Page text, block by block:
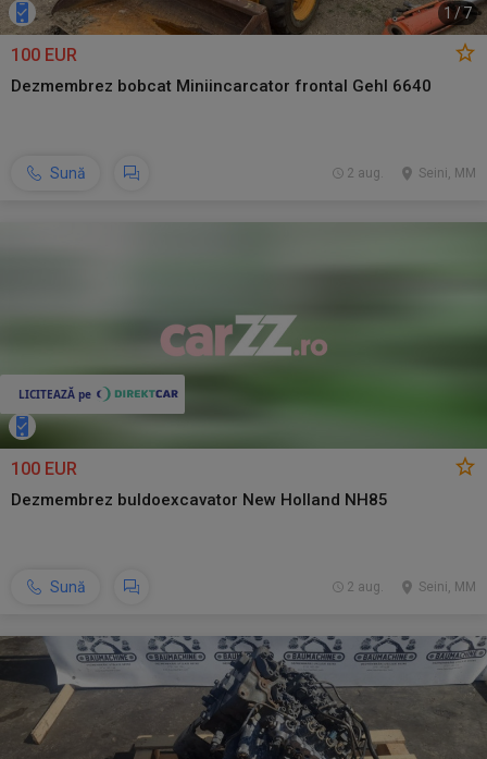
1/7
100 EUR
Dezmembrez bobcat Miniincarcator frontal Gehl 6640
Sună Seini, MM
2 aug.
100 EUR
Dezmembrez buldoexcavator New Holland NH85
Sună Seini, MM
2 aug.